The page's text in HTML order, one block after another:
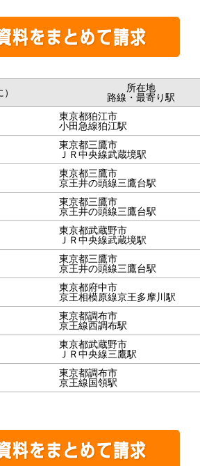
所在地
路線・最寄り駅
東京都狛江市
小田急線狛江駅
東京都三鷹市
ＪＲ中央線武蔵境駅
東京都三鷹市
京王井の頭線三鷹台駅
東京都三鷹市
京王井の頭線三鷹台駅
東京都武蔵野市
ＪＲ中央線武蔵境駅
東京都三鷹市
京王井の頭線三鷹台駅
東京都府中市
京王相模原線京王多摩川駅
東京都調布市
京王線西調布駅
東京都武蔵野市
ＪＲ中央線三鷹駅
東京都調布市
京王線国領駅